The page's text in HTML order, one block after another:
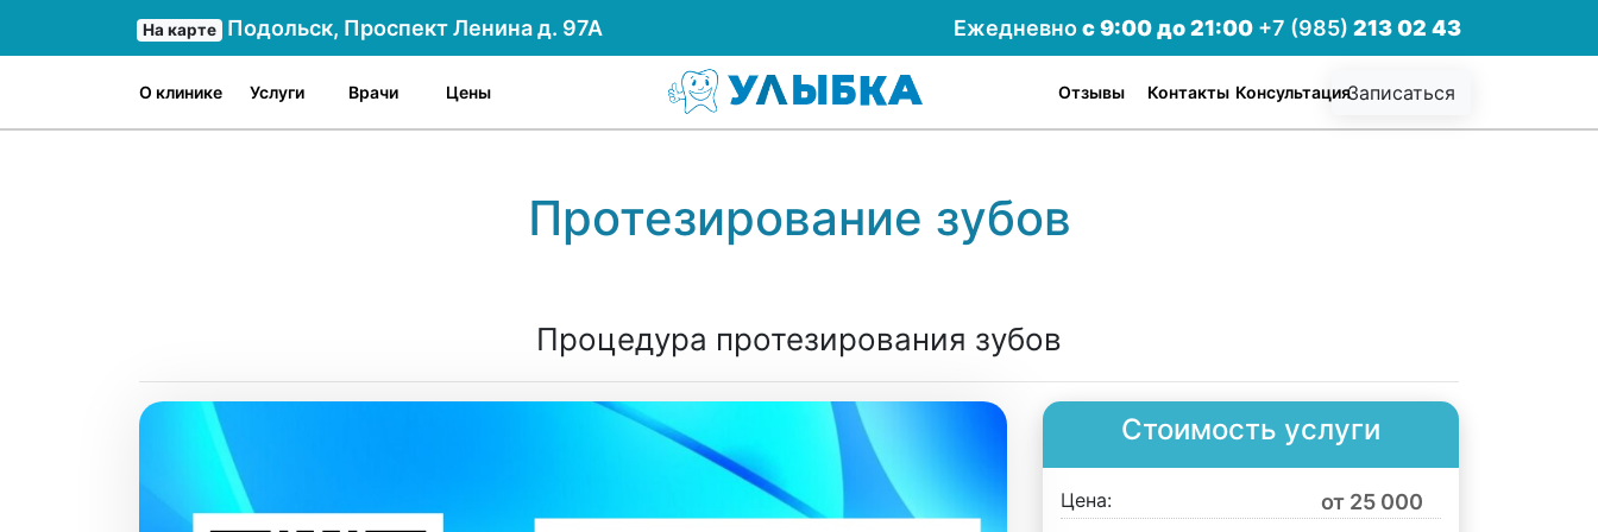
На карте Подольск, Проспект Ленина д. 97А Ежедневнос 9:00 до 21:00 +7 (985)213 02 43
О клинике Услуги Врачи Цены Записаться
Консультация
Контакты
Отзывы
Протезирование зубов
Процедура протезирования зубов
Стоимость услуги
Цена: от 25 000